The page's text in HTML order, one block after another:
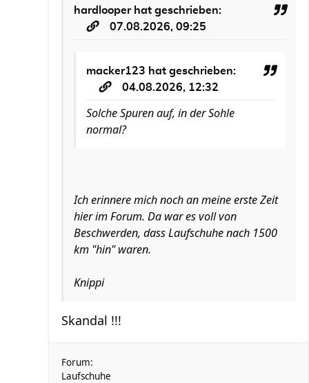
hardlooperhat geschrieben:
07.08.2026, 09:25
macker123 hat geschrieben:
04.08.2026, 12:32
Solche Spuren auf, in der Sohle
normal?
Ich erinnere mich noch an meine erste Zeit
hier im Forum. Da war es voll von
Beschwerden, dass Laufschuhe nach 1500
km "hin" waren.
Knippi
Skandal !!!
Forum:
Laufschuhe